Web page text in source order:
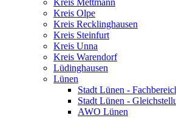
Kreis Mettmann
Kreis Olpe
Kreis Recklinghausen
Kreis Steinfurt
Kreis Unna
Kreis Warendorf
Lüdinghausen
Lünen
Stadt Lünen -
Stadt Lünen -
AWO Lünen